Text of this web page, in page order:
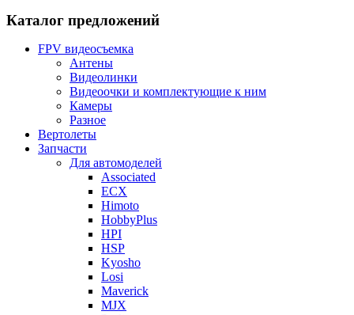
Каталог предложений
FPV видеосъемка
Антены
Видеолинки
Видеоочки и комплектующие к ним
Камеры
Разное
Вертолеты
Запчасти
Для автомоделей
Associated
ECX
Himoto
HobbyPlus
HPI
HSP
Kyosho
Losi
Maverick
MJX